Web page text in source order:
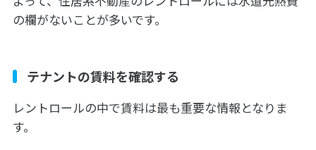
の欄がないことが多いです。
テナントの賃料を確認する
レントロールの中で賃料は最も重要な情報となりま
す。